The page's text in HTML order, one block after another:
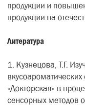
продукции и
продукции на
Литература
1. Кузнецова, Т.Г.
«Докторская» в
сенсорных методов